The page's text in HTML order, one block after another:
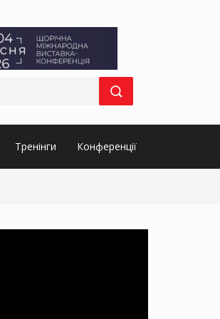
Тренінги Конференції